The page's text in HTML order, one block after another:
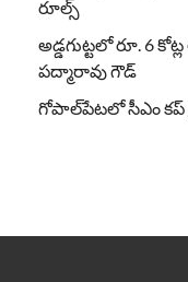
రూల్స్
అడ్డగుట్టలో రూ. 6
పద్మారావు గౌడ్
గోపాల్‌పేటలో సీఎం కప్